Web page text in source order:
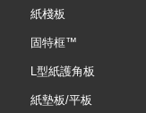
紙棧板
固特框™
L型紙護角板
紙墊板/平板